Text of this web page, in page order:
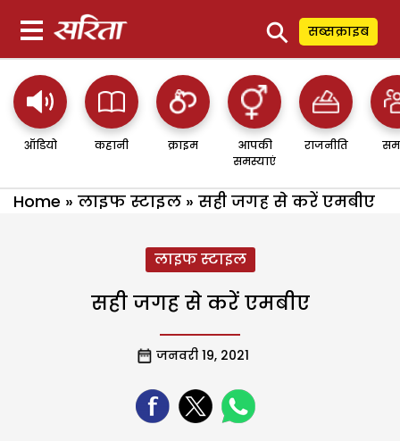
⚲ सब्सक्राइब
ऑडियो कहानी क्राइम
आपकी
समस्याएं
राजनीति
Home » लाइफ स्टाइल » सही जगह से करें एमबीए
लाइफ स्टाइल
सही जगह से करें एमबीए
जनवरी 19, 2021